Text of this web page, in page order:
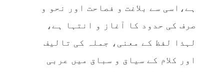
ہے،اسی سے بلاغت و فصاحت اور نحو و
صرف کی حدود کا آغاز و انتہا ہے،
لہذا لفظ کے معنی، جملہ کی تالیف
اور کلام کے سیاق و سباق میں عربی